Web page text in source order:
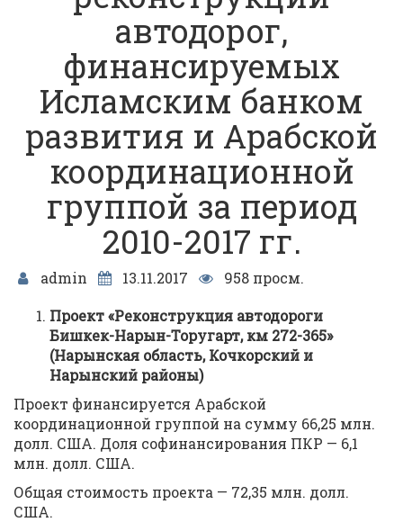
автодорог,
финансируемых
Исламским банком
развития и Арабской
координационной
группой за период
2010-2017 гг.
admin 13.11.2017
958 просм.
Проект «Реконструкция автодороги
Бишкек-Нарын-Торугарт, км 272-365»
(Нарынская область, Кочкорский и
Нарынский районы)
Проект финансируется Арабской
координационной группой на сумму 66,25 млн.
долл. США. Доля софинансирования ПКР — 6,1
млн. долл. США.
Общая стоимость проекта — 72,35 млн. долл.
США.